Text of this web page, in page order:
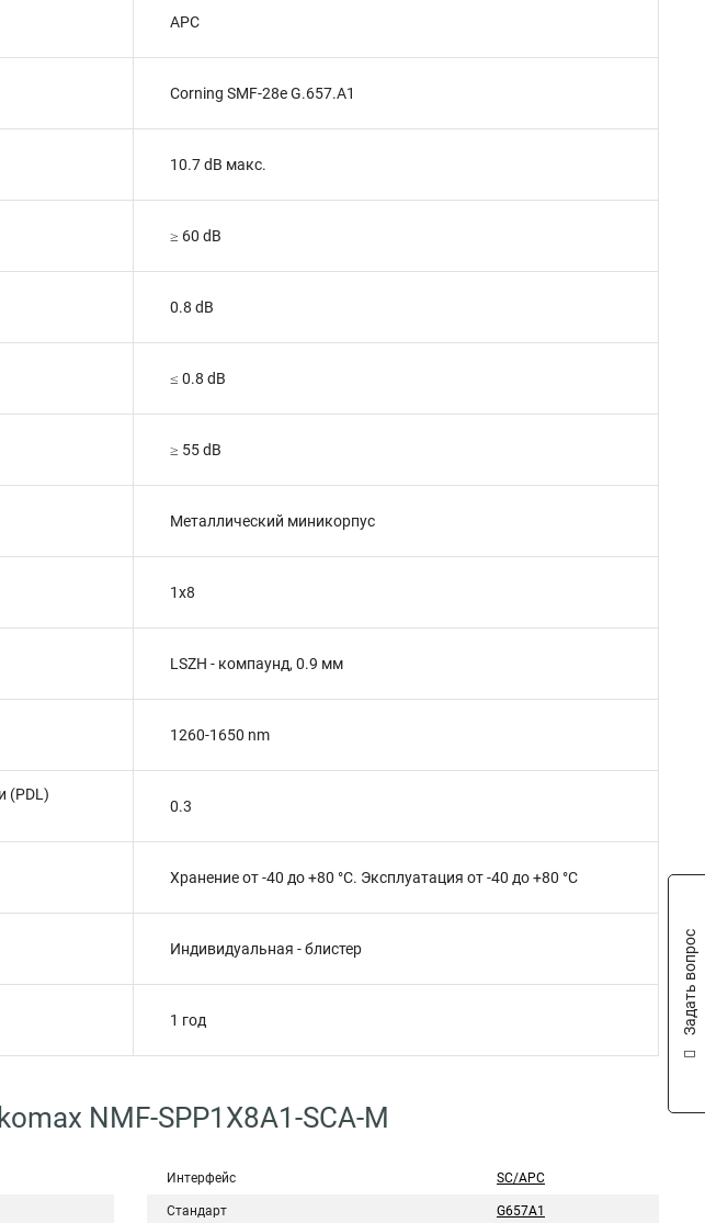
APC
Corning SMF-28e G.657.A1
10.7 dB макс.
≥ 60 dB
0.8 dB
≤ 0.8 dB
≥ 55 dB
Металлический миникорпус
1x8
LSZH - компаунд, 0.9 мм
1260-1650 nm
(PDL)
0.3
Хранение от -40 до +80 °C. Эксплуатация от -40 до +80 °C
Индивидуальная - блистер
1 год
NMF-SPP1X8A1-SCA-M
Интерфейс SC/APC
Стандарт G657A1
Задать вопрос